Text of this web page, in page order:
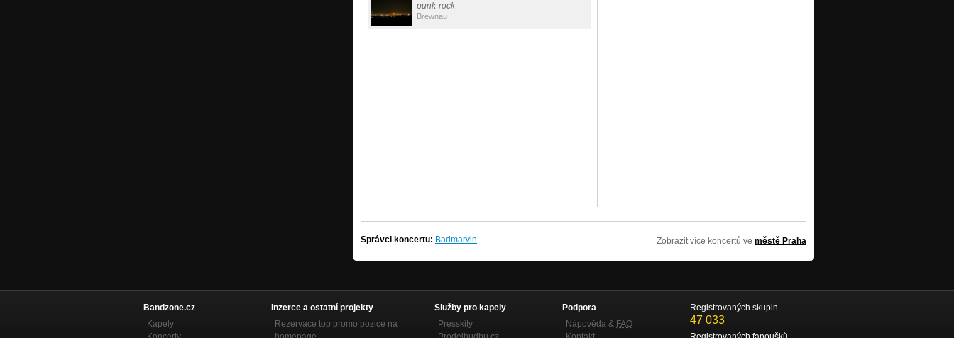
punk-rock
Brewnau
Správci koncertu: Badmarvin Zobrazit více koncertů ve městě Praha
Bandzone.cz
Kapely
Inzerce a ostatní projekty
Rezervace top promo pozice na
Služby pro kapely
Presskity
Podpora
Nápověda & FAQ
Registrovaných skupin
47 033